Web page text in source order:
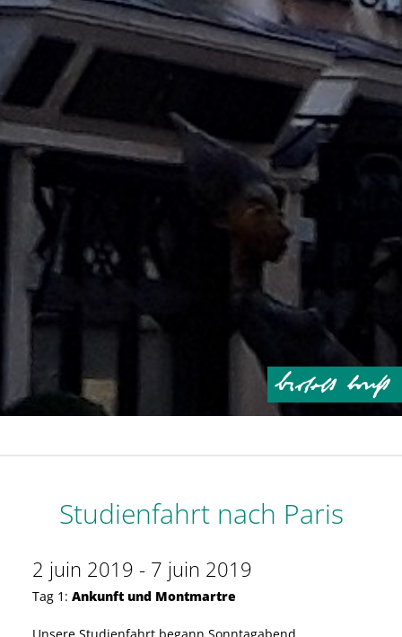
Studienfahrt nach Paris
2 juin 2019 - 7 juin 2019
Tag 1: Ankunft und Montmartre
Unsere Studienfahrt begann Sonntagabend.